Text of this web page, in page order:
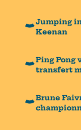
Jumping
Keenan
Ping Pong
transfert
Brune